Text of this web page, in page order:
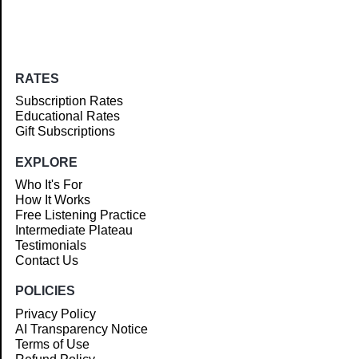
RATES
Subscription Rates
Educational Rates
Gift Subscriptions
EXPLORE
Who It's For
How It Works
Free Listening Practice
Intermediate Plateau
Testimonials
Contact Us
POLICIES
Privacy Policy
AI Transparency Notice
Terms of Use